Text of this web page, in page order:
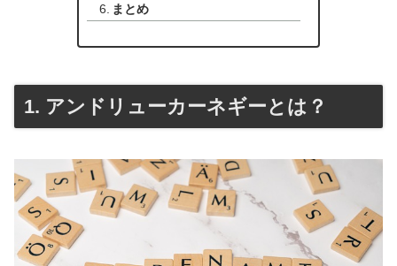
まとめ
1. アンドリューカーネギーとは？